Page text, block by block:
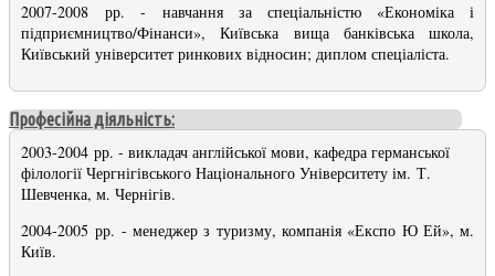
2007-2008 рр. - навчання за спеціальністю «Економіка і
підприємництво/Фінанси», Київська вища банківська школа,
Київський університет ринкових відносин; диплом спеціаліста.
Професійна діяльність:
2003-2004 рр. - викладач англійської мови, кафедра германської
філології Чергнігівського Національного Університету ім. Т.
Шевченка, м. Чернігів.
2004-2005 рр. - менеджер з туризму, компанія «Експо Ю Ей», м.
Київ.